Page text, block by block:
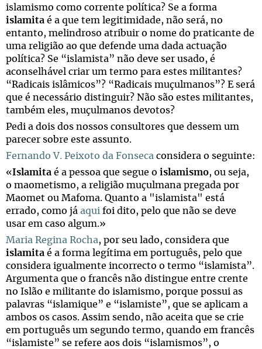
islamismo como corrente política? Se a forma
islamita é a que tem legitimidade, não será, no
entanto, melindroso atribuir o nome do praticante de
uma religião ao que defende uma dada actuação
política? Se “islamista” não deve ser usado, é
aconselhável criar um termo para estes militantes?
“Radicais islâmicos”? “Radicais muçulmanos”? E será
que é necessário distinguir? Não são estes militantes,
também eles, muçulmanos devotos?
Pedi a dois dos nossos consultores que dessem um
parecer sobre este assunto.
Fernando V. Peixoto da Fonseca considera o seguinte:
«Islamita é a pessoa que segue o islamismo, ou seja,
o maometismo, a religião muçulmana pregada por
Maomet ou Mafoma. Quanto a "islamista" está
errado, como já aqui foi dito, pelo que não se deve
usar em caso algum.»
Maria Regina Rocha, por seu lado, considera que
islamita é a forma legítima em português, pelo que
considera igualmente incorrecto o termo “islamista”.
Argumenta que o francês não distingue entre crente
no Islão e militante do islamismo, porque possui as
palavras “islamique” e “islamiste”, que se aplicam a
ambos os casos. Assim sendo, não aceita que se crie
em português um segundo termo, quando em francês
“islamiste” se refere aos dois “islamismos”, o